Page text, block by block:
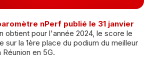
nPerf publié le 31 janvier
obtient pour l'année 2024, le score le
sur la 1ère place du podium du meilleur
en 5G.